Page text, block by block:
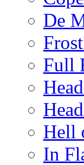
De
Full
Hell
In